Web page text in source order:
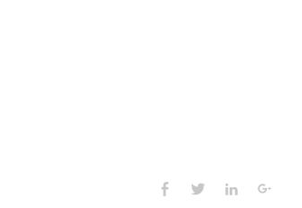
Social
Facebook
TwitterLinkedIn